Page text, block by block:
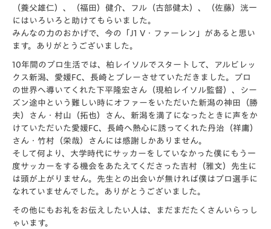
（養父雄仁）、（福田）健介、フル（古部健太）、（佐藤）洸一
にはいろいろと助けてもらいました。
みんなの力のおかげで、今の「J1 V・ファーレン」があると思い
ます。ありがとうございました。
10年間のプロ生活では、柏レイソルでスタートして、アルビレッ
クス新潟、愛媛FC、長崎とプレーさせていただきました。プロ
の世界へ導いてくれた下平隆宏さん（現柏レイソル監督）、シー
ズン途中という難しい時にオファーをいただいた新潟の神田（勝
夫）さん・村山（拓也）さん、新潟を満了になったときに声をか
けていただいた愛媛FC、長崎へ熱心に誘ってくれた丹治（祥庸）
さん・竹村（栄哉）さんには感謝しかありません。
そして何より、大学時代にサッカーをしていなかった僕にもう一
度サッカーをする機会をあたえてくださった吉村（雅文）先生に
は頭が上がりません。先生との出会いが無ければ僕はプロ選手に
なれていませんでした。ありがとうございました。
その他にもお礼をお伝えしたい人は、まだまだたくさんいらっし
ゃいます。